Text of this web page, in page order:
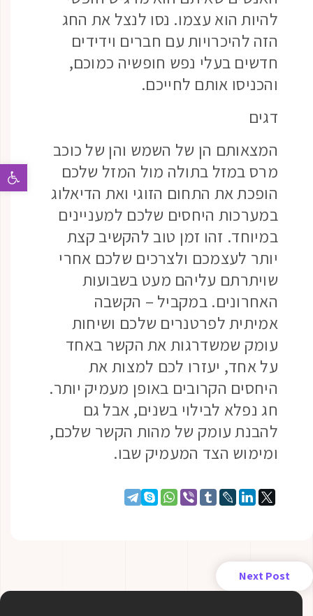
להיות הוא עצמו. נסו לנצל את החג
הזה להיכרויות עם חברים וידידים
חדשים בעלי נפש חופשיה כמוכם,
והכניסו אותם לחייכם.
דגים
המצאותם הן של השמש והן של כוכב
מרס במזל בתולה מול המזל שלכם
הופכת את התחום הזוגי ואת הדיאלוג
במערכות היחסים שלכם למעניינים
במיוחד. זהו זמן טוב להקשיב קצת
יותר לעצמכם ולצרכים שלכם אחרי
שויתרתם עליהם מעט בשבועות
האחרונים. במקביל – הקשבה
אמיתית לפרטנרים שלכם ושיחות
עומק שמשדרגות את הקשר באחד
על אחד, יעזרו לכם למצות את
היחסים הקרובים באופן מעמיק יותר.
חג נפלא לבילוי בשנים, אבל גם
להבנת עומק של מהות הקשר שלכם,
ומימוש הצד המעמיק שבו.
Next Post